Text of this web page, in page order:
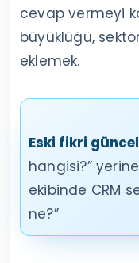
cevap vermeyi
büyüklüğü,
eklemek.
Eski fikri
hangisi?”
ekibinde CRM
ne?”